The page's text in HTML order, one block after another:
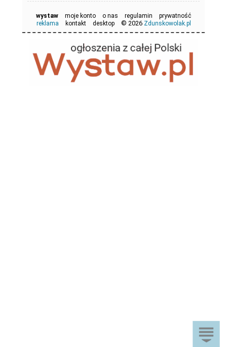
wystaw moje konto o nas regulamin
prywatność
reklama
kontakt desktop © 2026 Zdunskowolak.pl